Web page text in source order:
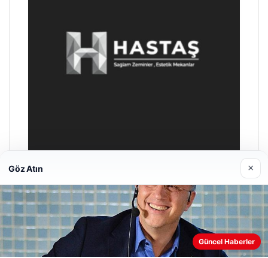
Prenses Night Club
29/04/2026
Web sitemizi nasıl kullandığınızı daha iyi anlayabilmek,
Göz Atın ×
Güncel Haberler